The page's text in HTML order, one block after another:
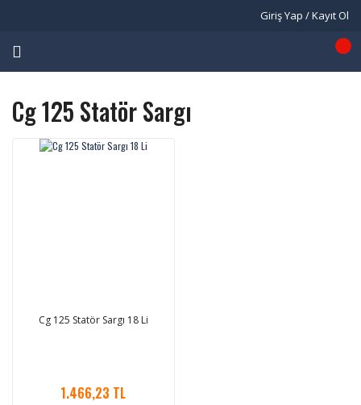
Giriş Yap / Kayıt Ol
Cg 125 Statör Sargı
Cg 125 Statör Sargı 18 Li
1.466,23 TL